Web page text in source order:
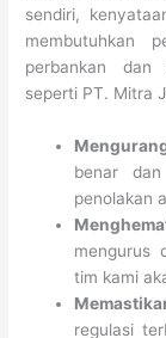
sendiri,
membutuhkan
perbankan dan
seperti PT. Mitra
benar
penolakan
mengurus
tim kami
regulasi